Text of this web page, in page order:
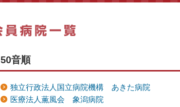
50音順
独立行政法人国立病院機構 あきた病院
医療法人薫風会 象潟病院